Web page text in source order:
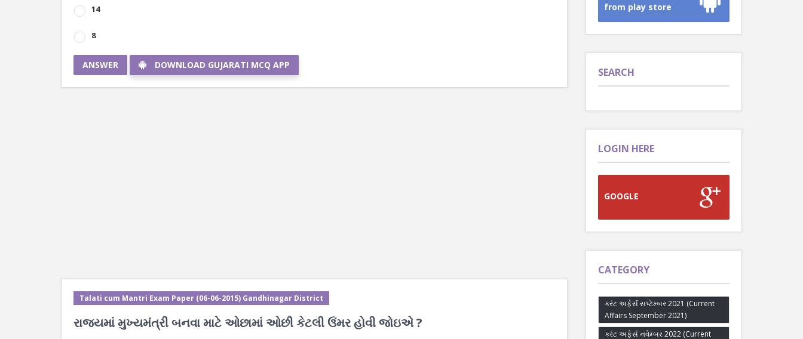
14
8
ANSWER DOWNLOAD GUJARATI MCQ APP
Talati cum Mantri Exam Paper (06-06-2015) Gandhinagar District
રાજ્યમાં મુખ્યમંત્રી બનવા માટે ઓછામાં ઓછી કેટલી ઉંમર હોવી જોઇએ ?
from play store
SEARCH
LOGIN HERE
GOOGLE
CATEGORY
કરંટ અફેર્સ સપ્ટેમ્બર 2021 (Current
Affairs September 2021)
કરંટ અફેર્સ નવેમ્બર 2022 (Current